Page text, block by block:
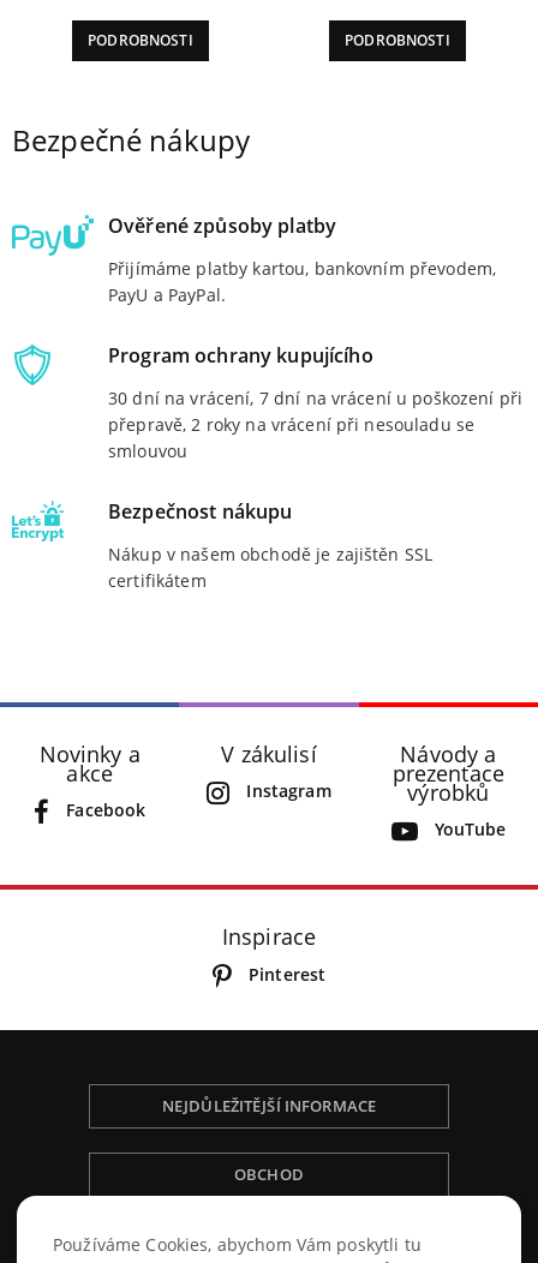
out of
PODROBNOSTI
out of
PODROBNOSTI
Bezpečné nákupy
Ověřené způsoby platby
Přijímáme platby kartou, bankovním převodem,
PayU a PayPal.
Program ochrany kupujícího
30 dní na vrácení, 7 dní na vrácení u poškození při
přepravě, 2 roky na vrácení při nesouladu se
smlouvou
Bezpečnost nákupu
Nákup v našem obchodě je zajištěn SSL
certifikátem
Novinky a
akce
Facebook
V zákulisí
Instagram
Návody a
prezentace
výrobků
YouTube
Inspirace
Pinterest
NEJDŮLEŽITĚJŠÍ INFORMACE
OBCHOD
NÁKUPNÍ ŘÁD
Používáme Cookies, abychom Vám poskytli tu